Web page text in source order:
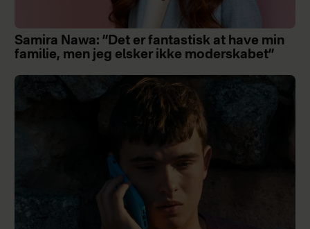
Samira Nawa: ”Det er fantastisk at have min
familie, men jeg elsker ikke moderskabet”